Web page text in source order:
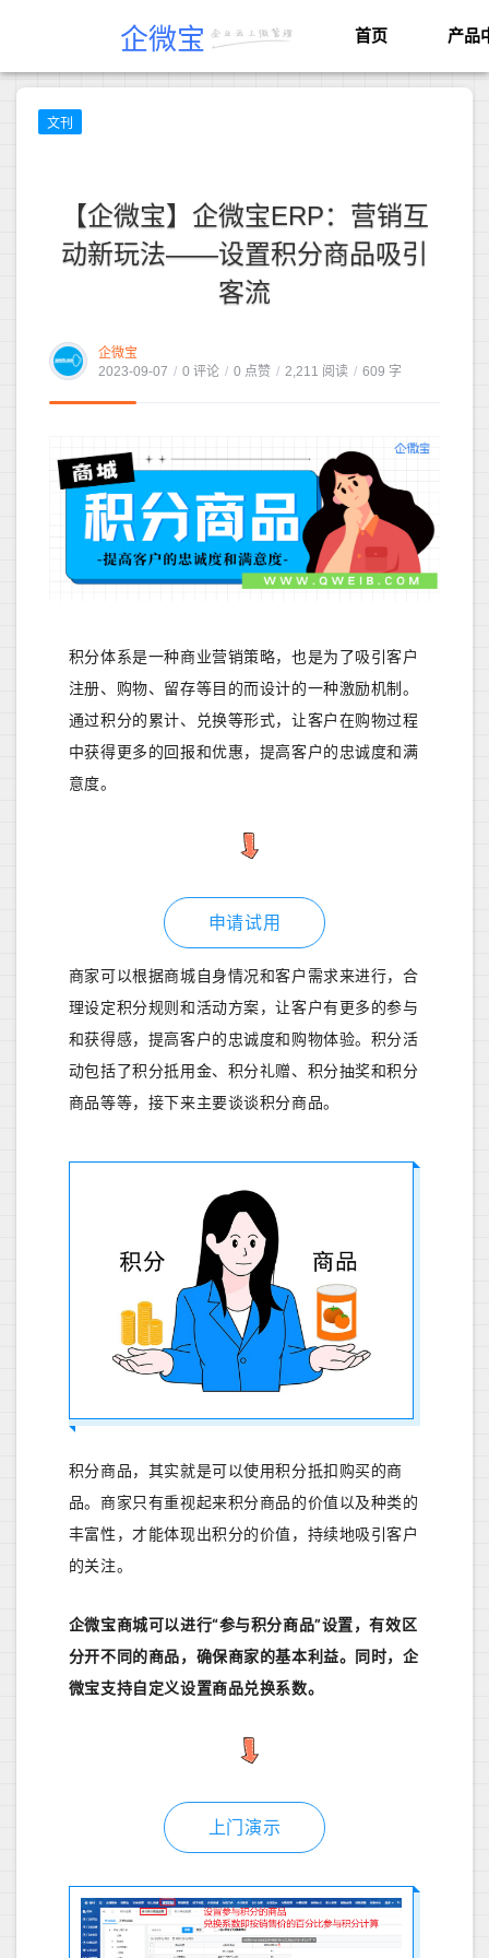
企微宝 首页 产品
文刊
【企微宝】企微宝ERP：营销互
动新玩法——设置积分商品吸引
客流
企微宝
2023-09-07 / 0 评论 / 0 点赞 / 2,211 阅读 / 609 字
积分体系是一种商业营销策略，也是为了吸引客户
注册、购物、留存等目的而设计的一种激励机制。
通过积分的累计、兑换等形式，让客户在购物过程
中获得更多的回报和优惠，提高客户的忠诚度和满
意度。
申请试用
商家可以根据商城自身情况和客户需求来进行，合
理设定积分规则和活动方案，让客户有更多的参与
和获得感，提高客户的忠诚度和购物体验。积分活
动包括了积分抵用金、积分礼赠、积分抽奖和积分
商品等等，接下来主要谈谈积分商品。
积分商品，其实就是可以使用积分抵扣购买的商
品。商家只有重视起来积分商品的价值以及种类的
丰富性，才能体现出积分的价值，持续地吸引客户
的关注。
企微宝商城可以进行“参与积分商品”设置，有效区
分开不同的商品，确保商家的基本利益。同时，企
微宝支持自定义设置商品兑换系数。
上门演示